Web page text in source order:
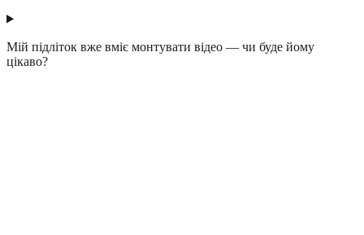
Мій підліток вже вміє монтувати відео — чи буде йому
цікаво?